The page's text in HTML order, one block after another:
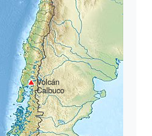
Volcán
Calbuco